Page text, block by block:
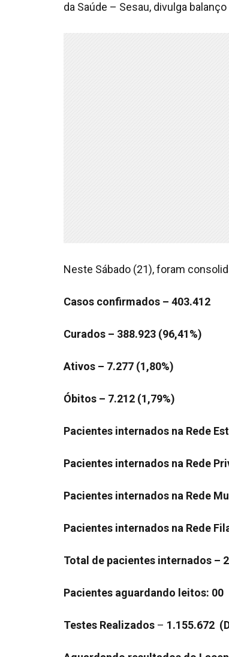
da Saúde – Sesau, divulga
Neste Sábado (21), foram
Casos confirmados – 403.412
Curados – 388.923 (96,41%)
Ativos – 7.277 (1,80%)
Óbitos – 7.212 (1,79%)
Pacientes internados na Rede
Pacientes internados na Rede
Pacientes internados na Rede
Pacientes internados na Rede
Total de pacientes internados –
Pacientes aguardando leitos: 00
Testes Realizados – 1.155.672